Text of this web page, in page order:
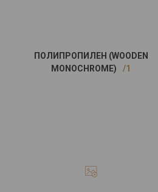
ПОЛИПРОПИЛЕН (WOODEN
MONOCHROME)
1